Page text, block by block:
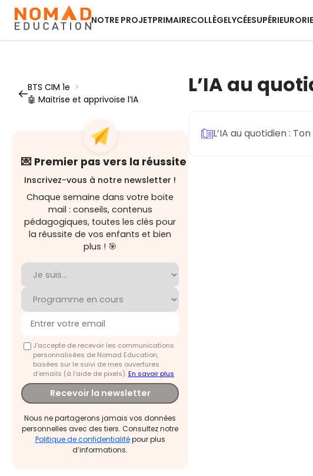
NOTRE PROJETPRIMAIRECOLLÈGELYCÉESUPÉRIEUR
BTS CIM 1e >
🤖 Maitrise et apprivoise l’IA
💌 Premier pas vers la réussite
Inscrivez-vous à notre newsletter !
Chaque semaine dans votre boite
mail : conseils, contenus
pédagogiques, toutes les clés pour
la réussite de vos enfants et bien
plus ! 🎯
J'accepte de recevoir les communications
personnalisées de Nomad Education,
basées sur le suivi de mes ouvertures
d'emails (à l’aide de pixels).En savoir plus
Recevoir la newsletter
Nous ne partagerons jamais vos données
personnelles avec des tiers. Consultez notre
Politique de confidentialitépour plus
d’informations.
L’IA au
L’IA au quotidien :